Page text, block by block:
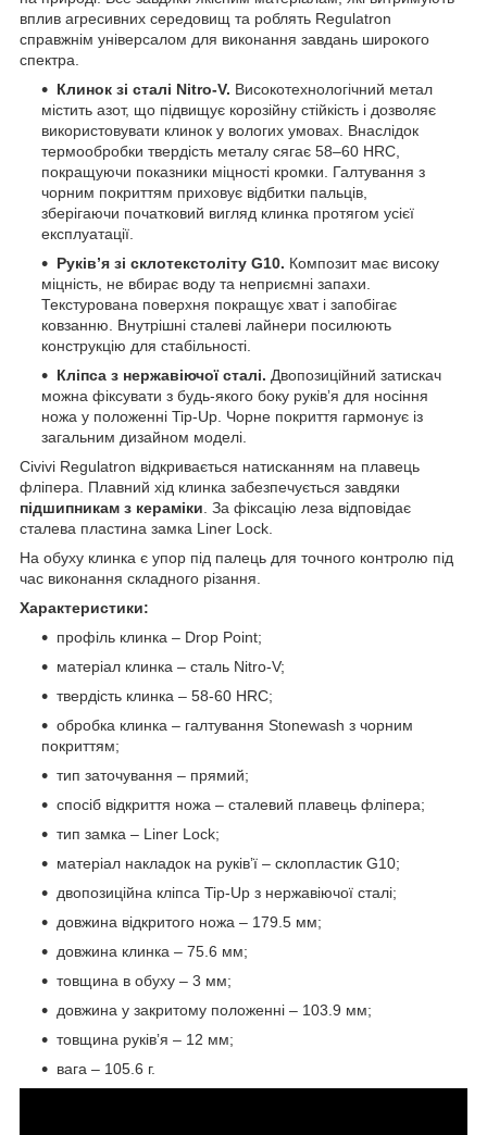
вплив агресивних середовищ та роблять Regulatron
справжнім універсалом для виконання завдань широкого
спектра.
Клинок зі сталі Nitro-V. Високотехнологічний метал
містить азот, що підвищує корозійну стійкість і дозволяє
використовувати клинок у вологих умовах. Внаслідок
термообробки твердість металу сягає 58–60 HRC,
покращуючи показники міцності кромки. Галтування з
чорним покриттям приховує відбитки пальців,
зберігаючи початковий вигляд клинка протягом усієї
експлуатації.
Руківʼя зі склотекстоліту G10. Композит має високу
міцність, не вбирає воду та неприємні запахи.
Текстурована поверхня покращує хват і запобігає
ковзанню. Внутрішні сталеві лайнери посилюють
конструкцію для стабільності.
Кліпса з нержавіючої сталі. Двопозиційний затискач
можна фіксувати з будь-якого боку руківʼя для носіння
ножа у положенні Tip-Up. Чорне покриття гармонує із
загальним дизайном моделі.
Civivi Regulatron відкривається натисканням на плавець
фліпера. Плавний хід клинка забезпечується завдяки
підшипникам з кераміки. За фіксацію леза відповідає
сталева пластина замка Liner Lock.
На обуху клинка є упор під палець для точного контролю під
час виконання складного різання.
Характеристики:
профіль клинка – Drop Point;
матеріал клинка – сталь Nitro-V;
твердість клинка – 58-60 HRC;
обробка клинка – галтування Stonewash з чорним
покриттям;
тип заточування – прямий;
спосіб відкриття ножа – сталевий плавець фліпера;
тип замка – Liner Lock;
матеріал накладок на руківʼї – склопластик G10;
двопозиційна кліпса Tip-Up з нержавіючої сталі;
довжина відкритого ножа – 179.5 мм;
довжина клинка – 75.6 мм;
товщина в обуху – 3 мм;
довжина у закритому положенні – 103.9 мм;
товщина руківʼя – 12 мм;
вага – 105.6 г.